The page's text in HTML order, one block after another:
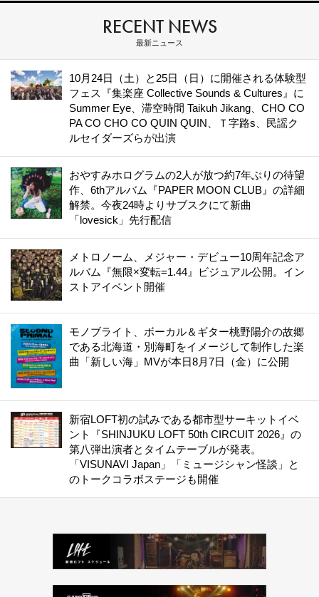
RECENT NEWS
最新ニュース
10月24日（土）と25日（日）に開催される体験型
フェス『集楽座 Collective Sounds & Cultures』に
Summer Eye、滞空時間 Taikuh Jikang、CHO CO
PA CO CHO CO QUIN QUIN、Ｔ字路s、民謡ク
ルセイダーズらが出演
おやすみホログラムの2人が放つ約7年ぶりの待望
作、6thアルバム『PAPER MOON CLUB』の詳細
解禁。今夜24時よりサブスクにて新曲
「lovesick」先行配信
メトロノーム、メジャー・デビュー10周年記念ア
ルバム『無限×変転=1.44』ビジュアル公開。イン
ストアイベント開催
モノブライト、ボーカル＆ギター桃野陽介の故郷
である北海道・別海町をイメージして制作した楽
曲「新しい海」MVが本日8月7日（金）に公開
新宿LOFT初の試みである都市型サーキットイベ
ント『SHINJUKU LOFT 50th CIRCUIT 2026』の
第八弾出演者とタイムテーブルが発表。
「VISUNAVI Japan」「ミュージシャン怪談」と
のトークコラボステージも開催